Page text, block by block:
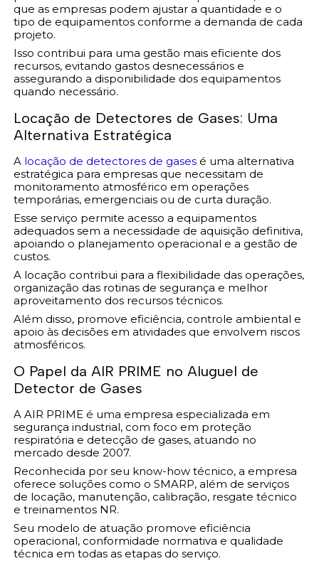
que as empresas podem ajustar a quantidade e o
tipo de equipamentos conforme a demanda de cada
projeto.
Isso contribui para uma gestão mais eficiente dos
recursos, evitando gastos desnecessários e
assegurando a disponibilidade dos equipamentos
quando necessário.
Locação de Detectores de Gases: Uma
Alternativa Estratégica
A locação de detectores de gases é uma alternativa
estratégica para empresas que necessitam de
monitoramento atmosférico em operações
temporárias, emergenciais ou de curta duração.
Esse serviço permite acesso a equipamentos
adequados sem a necessidade de aquisição definitiva,
apoiando o planejamento operacional e a gestão de
custos.
A locação contribui para a flexibilidade das operações,
organização das rotinas de segurança e melhor
aproveitamento dos recursos técnicos.
Além disso, promove eficiência, controle ambiental e
apoio às decisões em atividades que envolvem riscos
atmosféricos.
O Papel da AIR PRIME no Aluguel de
Detector de Gases
A AIR PRIME é uma empresa especializada em
segurança industrial, com foco em proteção
respiratória e detecção de gases, atuando no
mercado desde 2007.
Reconhecida por seu know-how técnico, a empresa
oferece soluções como o SMARP, além de serviços
de locação, manutenção, calibração, resgate técnico
e treinamentos NR.
Seu modelo de atuação promove eficiência
operacional, conformidade normativa e qualidade
técnica em todas as etapas do serviço.